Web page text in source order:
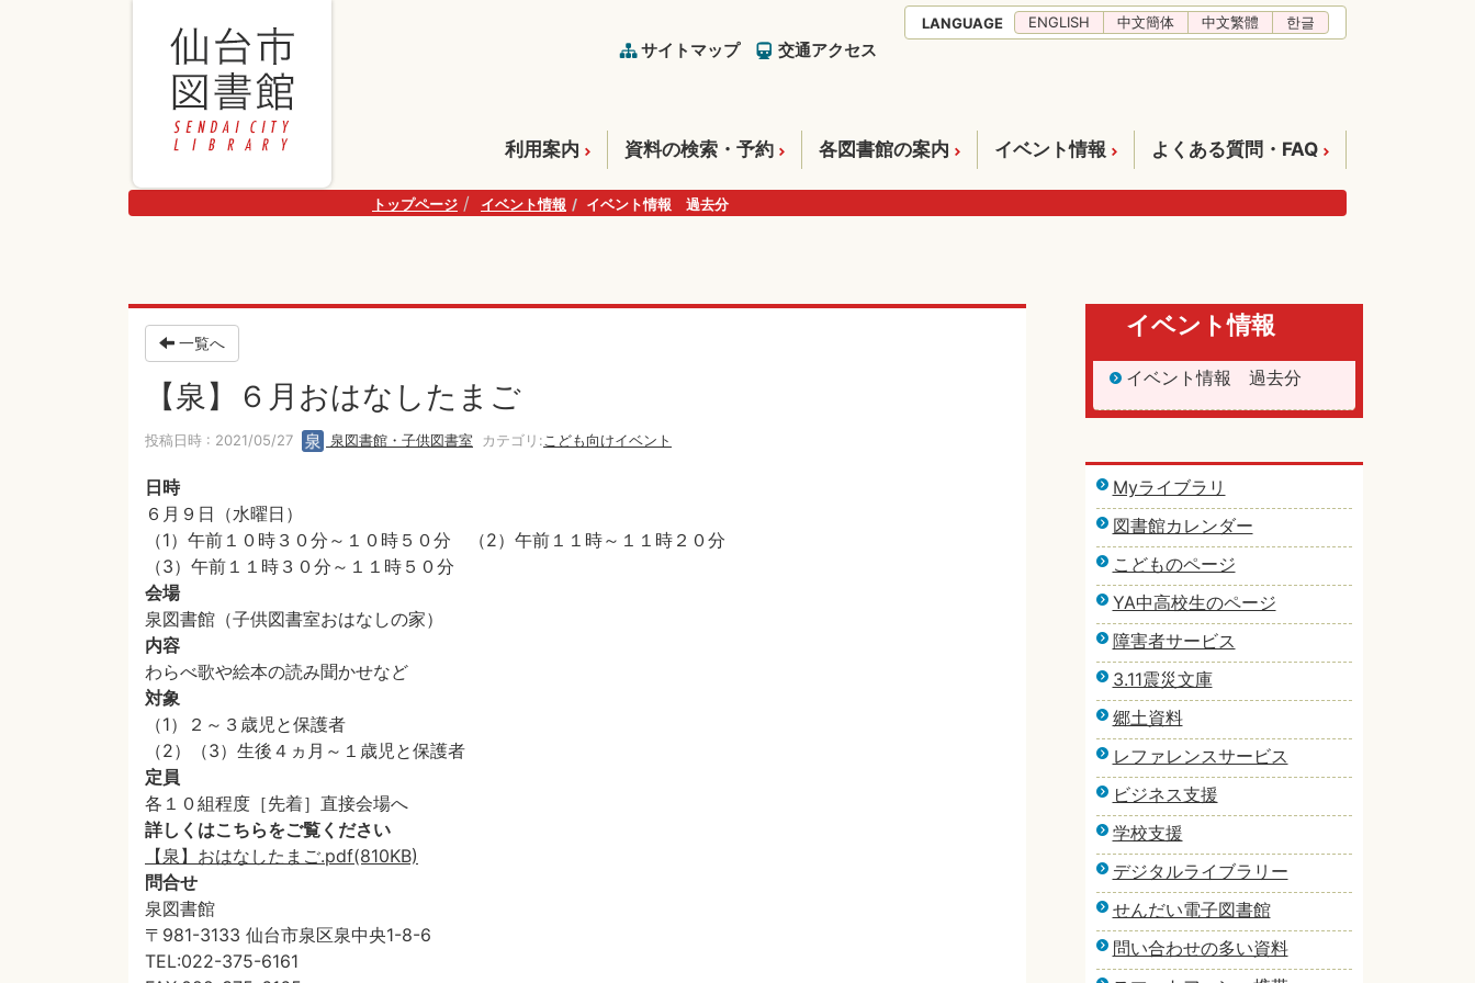
サイトマップ 交通アクセス
LANGUAGE ENGLISH 中文簡体 中文繁體 한글
利用案内 資料の検索・予約 各図書館の案内 イベント情報 よくある質問・FAQ
トップページ イベント情報 イベント情報 過去分
一覧へ
【泉】６月おはなしたまご
投稿日時 : 2021/05/27 泉図書館・子供図書室 カテゴリ: こども向けイベント
日時
６月９日（水曜日）
（1）午前１０時３０分～１０時５０分 （2）午前１１時～１１時２０分
（3）午前１１時３０分～１１時５０分
会場
泉図書館（子供図書室おはなしの家）
内容
わらべ歌や絵本の読み聞かせなど
対象
（1）２～３歳児と保護者
（2）（3）生後４ヵ月～１歳児と保護者
定員
各１０組程度［先着］直接会場へ
詳しくはこちらをご覧ください
【泉】おはなしたまご.pdf(810KB)
問合せ
泉図書館
〒981-3133 仙台市泉区泉中央1-8-6
TEL:022-375-6161
イベント情報
イベント情報 過去分
Myライブラリ
図書館カレンダー
こどものページ
YA中高校生のページ
障害者サービス
3.11震災文庫
郷土資料
レファレンスサービス
ビジネス支援
学校支援
デジタルライブラリー
せんだい電子図書館
問い合わせの多い資料